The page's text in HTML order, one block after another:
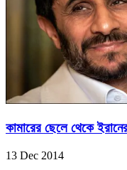
কামারের ছেলে থেকে
13 Dec 2014